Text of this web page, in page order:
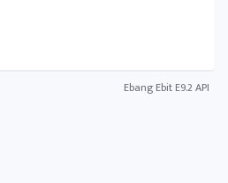
Ebang Ebit E9.2 API